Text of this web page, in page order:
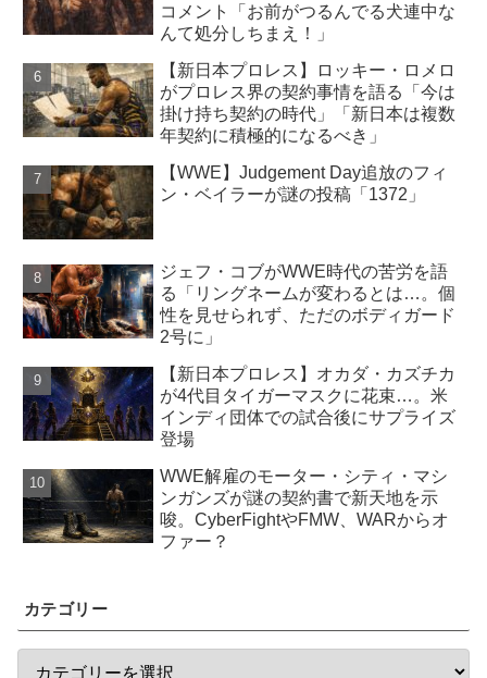
コメント「お前がつるんでる犬連中な
んて処分しちまえ！」
【新日本プロレス】ロッキー・ロメロ
がプロレス界の契約事情を語る「今は
掛け持ち契約の時代」「新日本は複数
年契約に積極的になるべき」
【WWE】Judgement Day追放のフィ
ン・ベイラーが謎の投稿「1372」
ジェフ・コブがWWE時代の苦労を語
る「リングネームが変わるとは…。個
性を見せられず、ただのボディガード
2号に」
【新日本プロレス】オカダ・カズチカ
が4代目タイガーマスクに花束…。米
インディ団体での試合後にサプライズ
登場
WWE解雇のモーター・シティ・マシ
ンガンズが謎の契約書で新天地を示
唆。CyberFightやFMW、WARからオ
ファー？
カテゴリー